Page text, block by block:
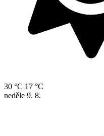
30 °C 17 °C
neděle 9. 8.